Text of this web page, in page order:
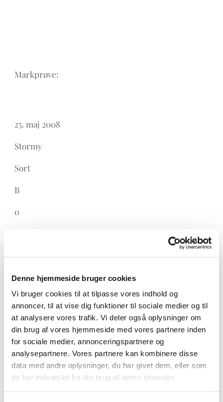
Denne hjemmeside bruger cookies
Vi bruger cookies til at tilpasse vores indhold og
annoncer, til at vise dig funktioner til sociale medier og til
at analysere vores trafik. Vi deler også oplysninger om
din brug af vores hjemmeside med vores partnere inden
for sociale medier, annonceringspartnere og
analysepartnere. Vores partnere kan kombinere disse
data med andre oplysninger, du har givet dem, eller som
de har indsamlet fra din brug af deres tjenester.
Markprøve:
25. maj 2008
Stormy
Sort
B
0
PRA fri. Ikke medfødt katarakt påvist 21.04.2010
BIR & BIS 1 Baby, DRK skue
BIR & BIS 1 Hvalp - BIR & BIS 4 HVALP
BIR Hvalp, DKK
2 x BIM Junior, Racearrangement & DRK 50 års
jubilæumsudstilling
BIR & BIS 1, DRK skue
3 x dansk CERT